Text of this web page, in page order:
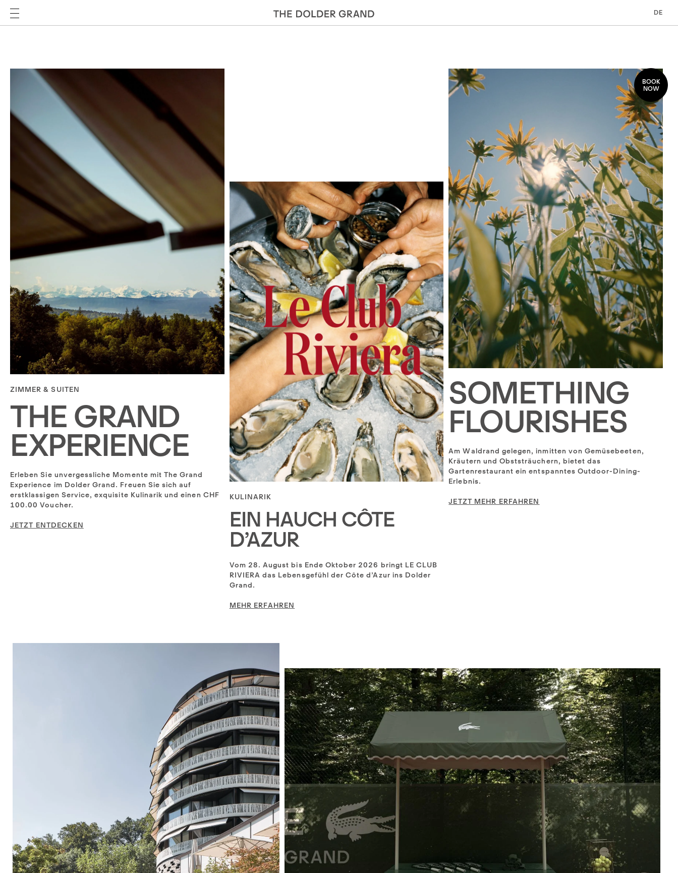
DE
BOOK
NOW
ZIMMER & SUITEN
THE GRAND
EXPERIENCE
Erleben Sie unvergessliche Momente mit The Grand
Experience im Dolder Grand. Freuen Sie sich auf
erstklassigen Service, exquisite Kulinarik und einen CHF
100.00 Voucher.
JETZT ENTDECKEN
KULINARIK
EIN HAUCH CÔTE
D’AZUR
Vom 28. August bis Ende Oktober 2026 bringt LE CLUB
RIVIERA das Lebensgefühl der Côte d’Azur ins Dolder
Grand.
MEHR ERFAHREN
SOMETHING
FLOURISHES
Am Waldrand gelegen, inmitten von Gemüsebeeten,
Kräutern und Obststräuchern, bietet das
Gartenrestaurant ein entspanntes Outdoor-Dining-
Erlebnis.
JETZT MEHR ERFAHREN